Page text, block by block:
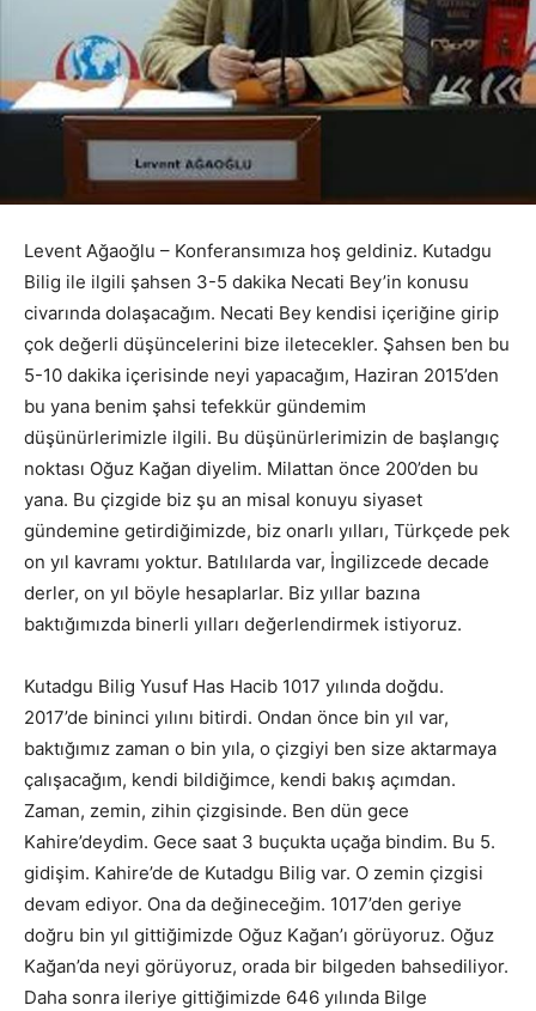
Levent Ağaoğlu – Konferansımıza hoş geldiniz. Kutadgu
Bilig ile ilgili şahsen 3-5 dakika Necati Bey’in konusu
civarında dolaşacağım. Necati Bey kendisi içeriğine girip
çok değerli düşüncelerini bize iletecekler. Şahsen ben bu
5-10 dakika içerisinde neyi yapacağım, Haziran 2015’den
bu yana benim şahsi tefekkür gündemim
düşünürlerimizle ilgili. Bu düşünürlerimizin de başlangıç
noktası Oğuz Kağan diyelim. Milattan önce 200’den bu
yana. Bu çizgide biz şu an misal konuyu siyaset
gündemine getirdiğimizde, biz onarlı yılları, Türkçede pek
on yıl kavramı yoktur. Batılılarda var, İngilizcede decade
derler, on yıl böyle hesaplarlar. Biz yıllar bazına
baktığımızda binerli yılları değerlendirmek istiyoruz.
Kutadgu Bilig Yusuf Has Hacib 1017 yılında doğdu.
2017’de bininci yılını bitirdi. Ondan önce bin yıl var,
baktığımız zaman o bin yıla, o çizgiyi ben size aktarmaya
çalışacağım, kendi bildiğimce, kendi bakış açımdan.
Zaman, zemin, zihin çizgisinde. Ben dün gece
Kahire’deydim. Gece saat 3 buçukta uçağa bindim. Bu 5.
gidişim. Kahire’de de Kutadgu Bilig var. O zemin çizgisi
devam ediyor. Ona da değineceğim. 1017’den geriye
doğru bin yıl gittiğimizde Oğuz Kağan’ı görüyoruz. Oğuz
Kağan’da neyi görüyoruz, orada bir bilgeden bahsediliyor.
Daha sonra ileriye gittiğimizde 646 yılında Bilge